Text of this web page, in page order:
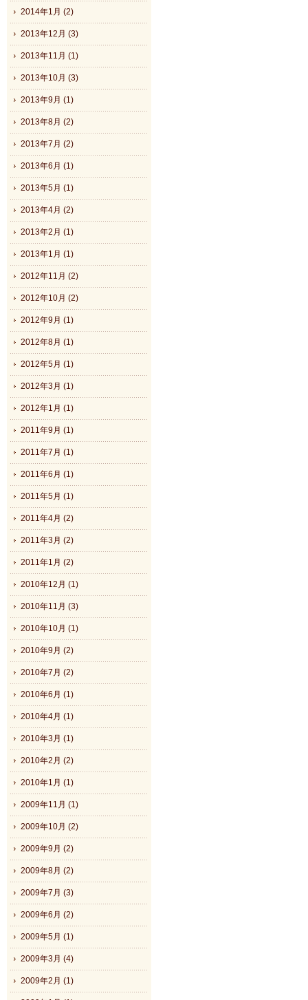
2014年1月 (2)
2013年12月 (3)
2013年11月 (1)
2013年10月 (3)
2013年9月 (1)
2013年8月 (2)
2013年7月 (2)
2013年6月 (1)
2013年5月 (1)
2013年4月 (2)
2013年2月 (1)
2013年1月 (1)
2012年11月 (2)
2012年10月 (2)
2012年9月 (1)
2012年8月 (1)
2012年5月 (1)
2012年3月 (1)
2012年1月 (1)
2011年9月 (1)
2011年7月 (1)
2011年6月 (1)
2011年5月 (1)
2011年4月 (2)
2011年3月 (2)
2011年1月 (2)
2010年12月 (1)
2010年11月 (3)
2010年10月 (1)
2010年9月 (2)
2010年7月 (2)
2010年6月 (1)
2010年4月 (1)
2010年3月 (1)
2010年2月 (2)
2010年1月 (1)
2009年11月 (1)
2009年10月 (2)
2009年9月 (2)
2009年8月 (2)
2009年7月 (3)
2009年6月 (2)
2009年5月 (1)
2009年3月 (4)
2009年2月 (1)